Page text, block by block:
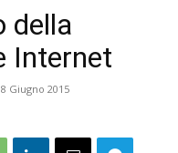
della
Internet
Giugno 2015